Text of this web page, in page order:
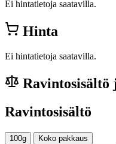
Ei hintatietoja saatavilla.
Hinta
Ei hintatietoja saatavilla.
Ravintosisältö
100g Koko pakkaus